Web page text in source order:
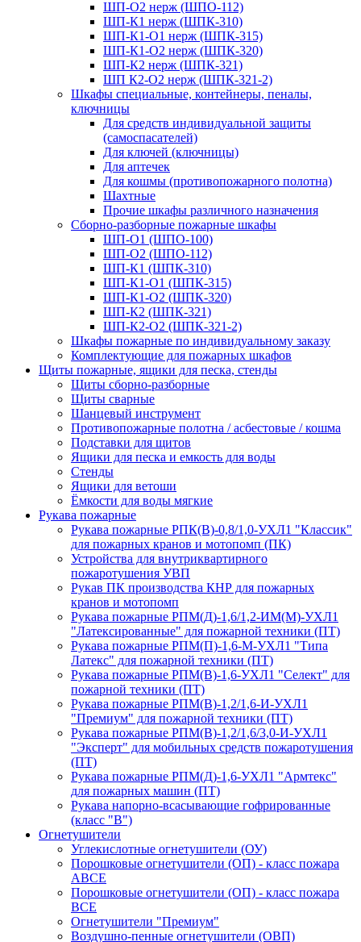
ШП-О2 нерж (ШПО-112)
ШП-К1 нерж (ШПК-310)
ШП-К1-О1 нерж (ШПК-315)
ШП-К1-О2 нерж (ШПК-320)
ШП-К2 нерж (ШПК-321)
ШП К2-О2 нерж (ШПК-321-2)
Шкафы специальные, контейнеры, пеналы,
ключницы
Для средств индивидуальной защиты
(самоспасателей)
Для ключей (ключницы)
Для аптечек
Для кошмы (противопожарного полотна)
Шахтные
Прочие шкафы различного назначения
Сборно-разборные пожарные шкафы
ШП-О1 (ШПО-100)
ШП-О2 (ШПО-112)
ШП-К1 (ШПК-310)
ШП-К1-О1 (ШПК-315)
ШП-К1-О2 (ШПК-320)
ШП-К2 (ШПК-321)
ШП-К2-О2 (ШПК-321-2)
Шкафы пожарные по индивидуальному заказу
Комплектующие для пожарных шкафов
Щиты пожарные, ящики для песка, стенды
Щиты сборно-разборные
Щиты сварные
Шанцевый инструмент
Противопожарные полотна / асбестовые / кошма
Подставки для щитов
Ящики для песка и емкость для воды
Стенды
Ящики для ветоши
Ёмкости для воды мягкие
Рукава пожарные
Рукава пожарные РПК(В)-0,8/1,0-УХЛ1 "Классик"
для пожарных кранов и мотопомп (ПК)
Устройства для внутриквартирного
пожаротушения УВП
Рукав ПК производства КНР для пожарных
кранов и мотопомп
Рукава пожарные РПМ(Д)-1,6/1,2-ИМ(M)-УХЛ1
"Латексированные" для пожарной техники (ПТ)
Рукава пожарные РПМ(П)-1,6-М-УХЛ1 "Типа
Латекс" для пожарной техники (ПТ)
Рукава пожарные РПМ(В)-1,6-УХЛ1 "Селект" для
пожарной техники (ПТ)
Рукава пожарные РПМ(В)-1,2/1,6-И-УХЛ1
"Премиум" для пожарной техники (ПТ)
Рукава пожарные РПМ(В)-1,2/1,6/3,0-И-УХЛ1
"Эксперт" для мобильных средств пожаротушения
(ПТ)
Рукава пожарные РПМ(Д)-1,6-УХЛ1 "Армтекс"
для пожарных машин (ПТ)
Рукава напорно-всасывающие гофрированные
(класс "В")
Огнетушители
Углекислотные огнетушители (ОУ)
Порошковые огнетушители (ОП) - класс пожара
АВСЕ
Порошковые огнетушители (ОП) - класс пожара
ВСЕ
Огнетушители "Премиум"
Воздушно-пенные огнетушители (ОВП)